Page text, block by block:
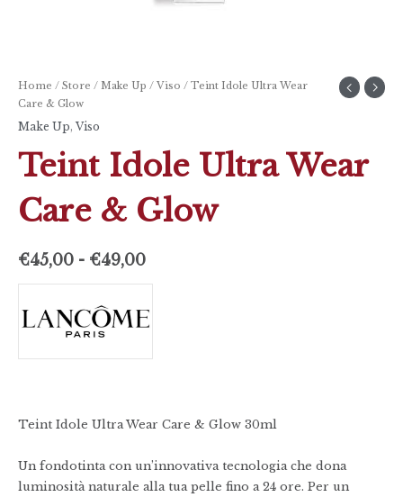
Home / Store / Make Up / Viso / Teint Idole Ultra Wear
Care & Glow
Make Up, Viso
Teint Idole Ultra Wear
Care & Glow
€45,00 - €49,00
Teint Idole Ultra Wear Care & Glow 30ml
Un fondotinta con un’innovativa tecnologia che dona
luminosità naturale alla tua pelle fino a 24 ore. Per un